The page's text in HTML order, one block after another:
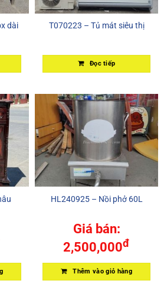
dài T070223 – Tủ mát siêu thị
Đọc tiếp
HL240925 – Nồi phở 60L
Giá bán:
2,500,000đ
Thêm vào giỏ hàng